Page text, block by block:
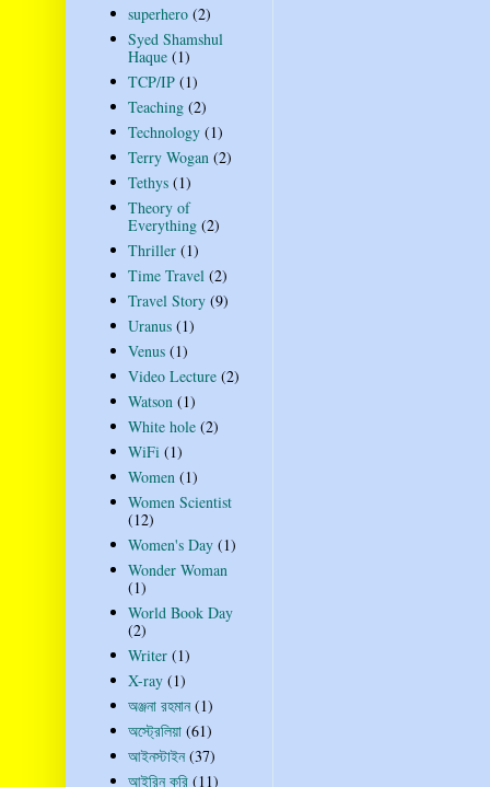
superhero (2)
Syed Shamshul
Haque (1)
TCP/IP (1)
Teaching (2)
Technology (1)
Terry Wogan (2)
Tethys (1)
Theory of
Everything (2)
Thriller (1)
Time Travel (2)
Travel Story (9)
Uranus (1)
Venus (1)
Video Lecture (2)
Watson (1)
White hole (2)
WiFi (1)
Women (1)
Women Scientist
(12)
Women's Day (1)
Wonder Woman
(1)
World Book Day
(2)
Writer (1)
X-ray (1)
অঞ্জনা রহমান (1)
অস্ট্রেলিয়া (61)
আইনস্টাইন (37)
আইরিন কুরি (11)